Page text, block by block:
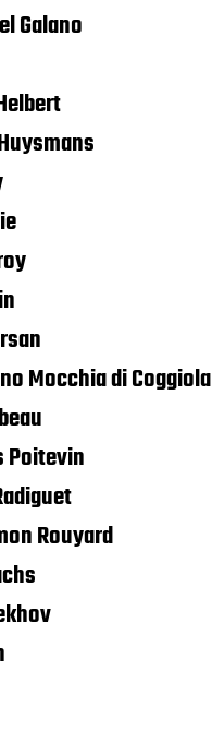
Galano
Mocchia di Coggiola
Poitevin
Rouyard